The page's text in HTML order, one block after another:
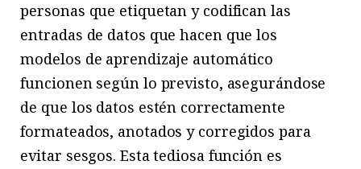
personas que etiquetan y codifican las
entradas de datos que hacen que los
modelos de aprendizaje automático
funcionen según lo previsto, asegurándose
de que los datos estén correctamente
formateados, anotados y corregidos para
evitar sesgos. Esta tediosa función es